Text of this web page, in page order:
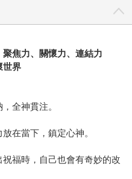
焦力、關懷力、連結力
世界
全神貫注。
在當下，鎮定心神。
福時，自己也會有奇妙的改